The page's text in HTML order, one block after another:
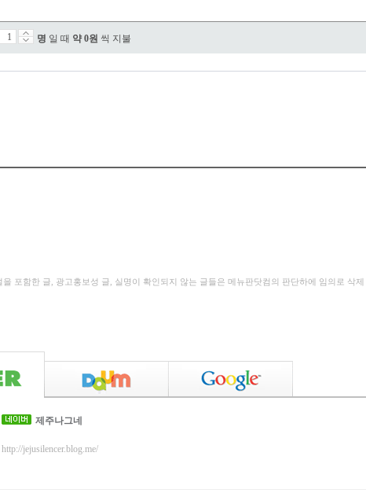
명 일 때 약0원 씩 지불
포함한 글, 광고홍보성 글, 실명이 확인되지 않는 글들은 메뉴판닷컴의 판단하에 임의로 삭제
제주나그네
http://jejusilencer.blog.me/